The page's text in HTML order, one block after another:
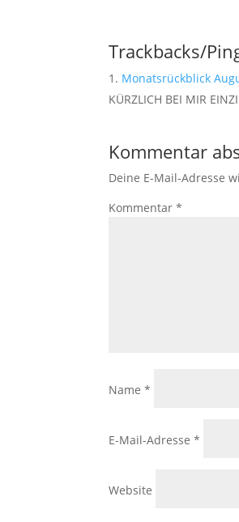
Trackbacks/
Monatsrückblick
KÜRZLICH BEI MIR
Kommentar
Deine E-Mail-Adresse
Kommentar*
Name*
E-Mail-Adresse*
Website